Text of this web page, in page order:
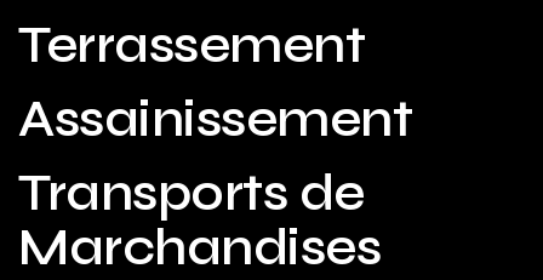
Terrassement
Assainissement
Transports de
Marchandises